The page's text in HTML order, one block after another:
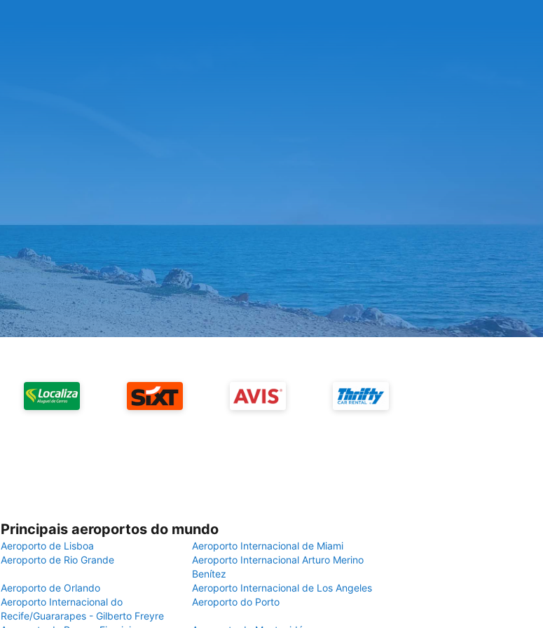
Principais aeroportos do mundo
Aeroporto de Lisboa
Aeroporto Internacional de Miami
Aeroporto de Rio Grande
Aeroporto Internacional Arturo Merino
Benítez
Aeroporto de Orlando
Aeroporto Internacional de Los Angeles
Aeroporto Internacional do
Recife/Guararapes - Gilberto Freyre
Aeroporto do Porto